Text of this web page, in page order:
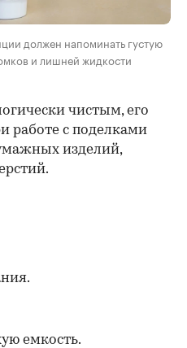
должен напоминать густую
и лишней жидкости
чистым, его
работе с поделками
изделий,
емкость.